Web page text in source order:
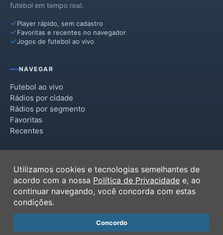
futebol em tempo real.
Player rápido, sem cadastro
Favoritas e recentes no navegador
Jogos de futebol ao vivo
NAVEGAR
Futebol ao vivo
Rádios por cidade
Rádios por segmento
Favoritas
Recentes
Termos de Uso
Política de Privacidade
Ferramentas
Contato
Utilizamos cookies e tecnologias semelhantes de
acordo com a nossa Política de Privacidade e, ao
continuar navegando, você concorda com estas
condições.
Concordo